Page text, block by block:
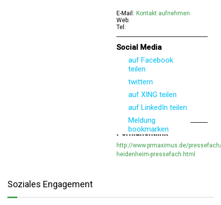
E-Mail: Kontakt aufnehmen
Web:
Tel:
Social Media
auf Facebook
teilen
twittern
auf XING teilen
auf LinkedIn teilen
Meldung
bookmarken
Permanentlink
http://www.prmaximus.de/
heidenheim-pressefach.html
Soziales Engagement